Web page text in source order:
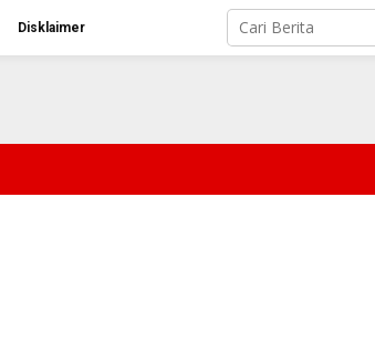
Disklaimer